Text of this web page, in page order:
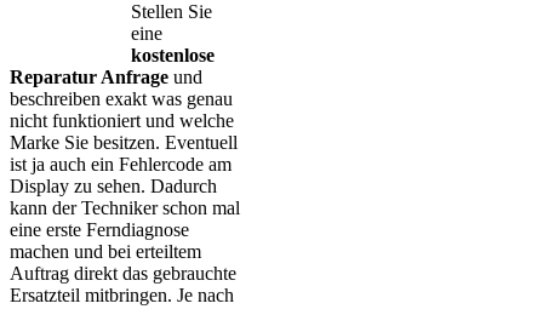
Stellen Sie
eine
kostenlose
Reparatur Anfrage und
beschreiben exakt was genau
nicht funktioniert und welche
Marke Sie besitzen. Eventuell
ist ja auch ein Fehlercode am
Display zu sehen. Dadurch
kann der Techniker schon mal
eine erste Ferndiagnose
machen und bei erteiltem
Auftrag direkt das gebrauchte
Ersatzteil mitbringen. Je nach